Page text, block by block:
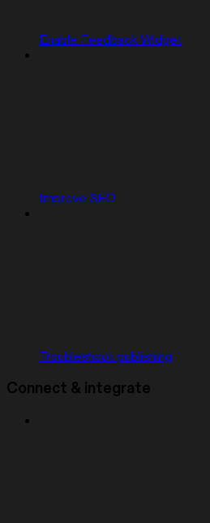
Enable Feedback Widget
Improve SEO
Troubleshoot publishing
Connect & integrate